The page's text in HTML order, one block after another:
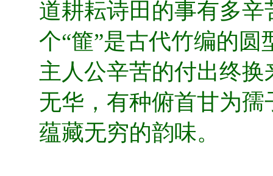
道耕耘诗田的事有多
个“篚”是古代竹编的
主人公辛苦的付出终
无华，有种俯首甘为
蕴藏无穷的韵味。